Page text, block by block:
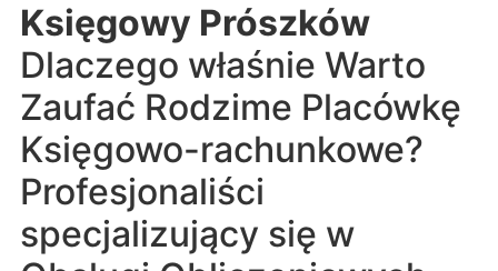
Księgowy Prószków
Dlaczego właśnie Warto
Zaufać Rodzime Placówkę
Księgowo-rachunkowe?
Profesjonaliści
specjalizujący się w